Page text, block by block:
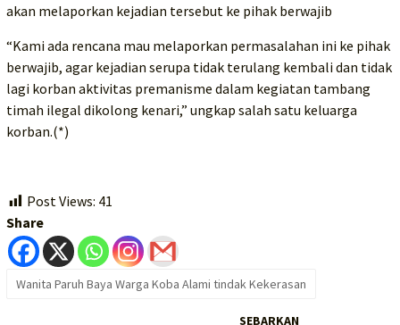
akan melaporkan kejadian tersebut ke pihak berwajib
“Kami ada rencana mau melaporkan permasalahan ini ke pihak
berwajib, agar kejadian serupa tidak terulang kembali dan tidak
lagi korban aktivitas premanisme dalam kegiatan tambang
timah ilegal dikolong kenari,” ungkap salah satu keluarga
korban.(*)
Post Views: 41
Share
Wanita Paruh Baya Warga Koba Alami tindak Kekerasan
SEBARKAN